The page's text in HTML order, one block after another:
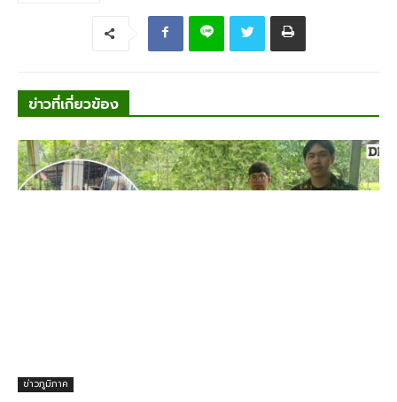
ข่าวที่เกี่ยวข้อง
ข่าวภูมิภาค